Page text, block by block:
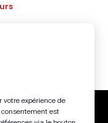
votre expérience de
consentement est
générales